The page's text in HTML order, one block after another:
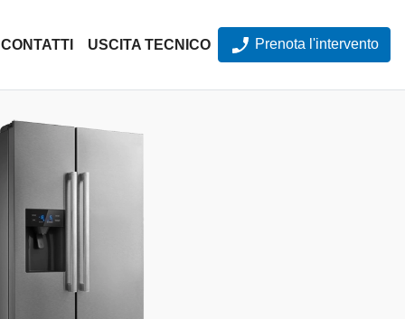
CONTATTI USCITA TECNICO Prenota l'intervento